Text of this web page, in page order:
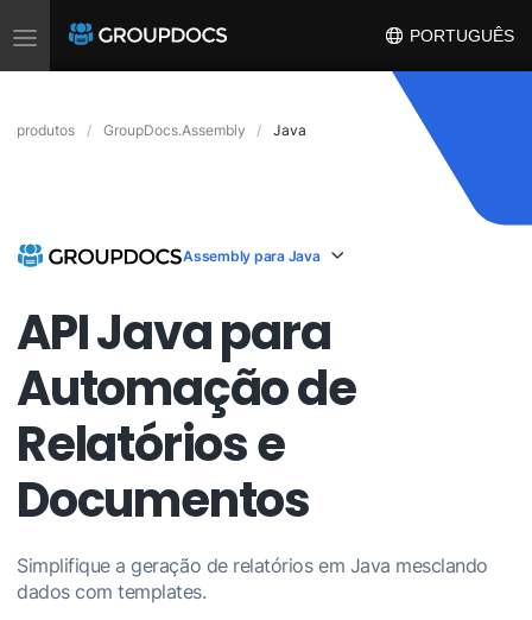
Toggle
navigation
PORTUGUÊS
produtos GroupDocs.Assembly Java
Assembly para Java
API Java para
Automação de
Relatórios e
Documentos
Simplifique a geração de relatórios em Java mesclando
dados com templates.